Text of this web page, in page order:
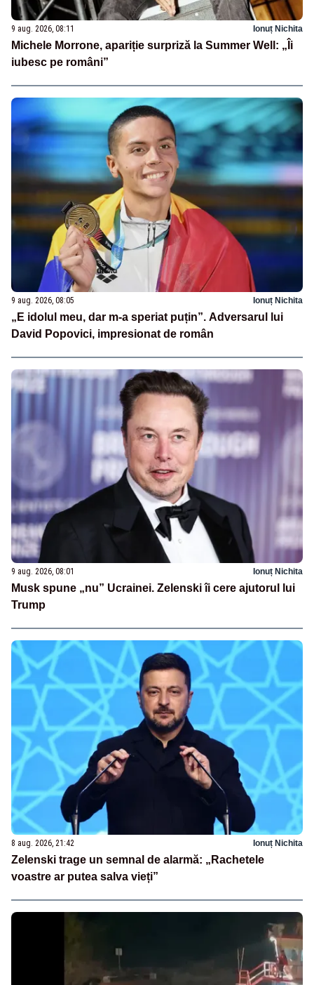
9 aug. 2026, 08:11 Ionuț Nichita
Michele Morrone, apariție surpriză la Summer Well: „Îi
iubesc pe români”
9 aug. 2026, 08:05 Ionuț Nichita
„E idolul meu, dar m-a speriat puțin”. Adversarul lui
David Popovici, impresionat de român
9 aug. 2026, 08:01 Ionuț Nichita
Musk spune „nu” Ucrainei. Zelenski îi cere ajutorul lui
Trump
8 aug. 2026, 21:42 Ionuț Nichita
Zelenski trage un semnal de alarmă: „Rachetele
voastre ar putea salva vieți”